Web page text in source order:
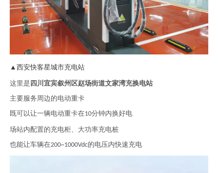
▲ 西安快客星城市充电站
这里是 四川宜宾叙州区赵场街道文家湾充换电站
主要服务周边的电动重卡
既可以让一辆电动重卡在10分钟内换好电
场站内配置的充电柜、大功率充电桩
也能让车辆在200~1000Vdc的电压内快速充电